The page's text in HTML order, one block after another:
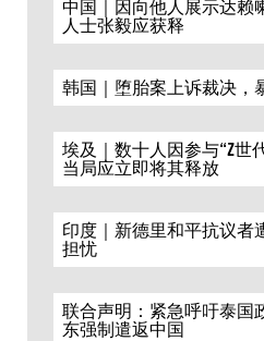
中国｜因向他人展示达赖
人士张毅应获释
韩国｜堕胎案上诉裁决，
埃及｜数十人因参与“Z世
当局应立即将其释放
印度｜新德里和平抗议者
担忧
联合声明：紧急呼吁泰国
东强制遣返中国